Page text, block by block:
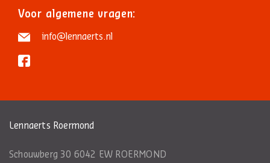
Voor algemene vragen:
info@lennaerts.nl
Lennaerts Roermond
Schouwberg 30 6042 EW ROERMOND